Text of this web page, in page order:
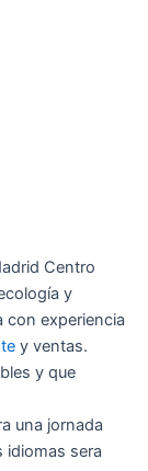
Centro
y
con experiencia
y ventas.
y que
una jornada
idiomas sera